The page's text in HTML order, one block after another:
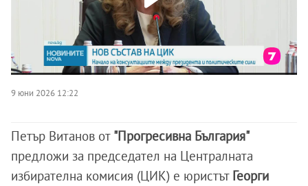
9 юни 2026 12:22
Петър Витанов от "Прогресивна България"
предложи за председател на Централната
избирателна комисия (ЦИК) е юристът Георги